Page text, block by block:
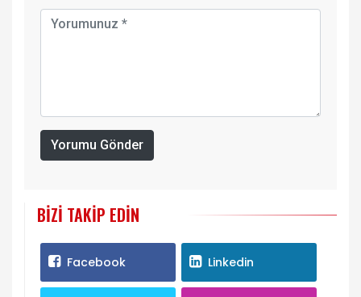
Yorumu Gönder
BIZI TAKIP EDIN
Facebook Linkedin